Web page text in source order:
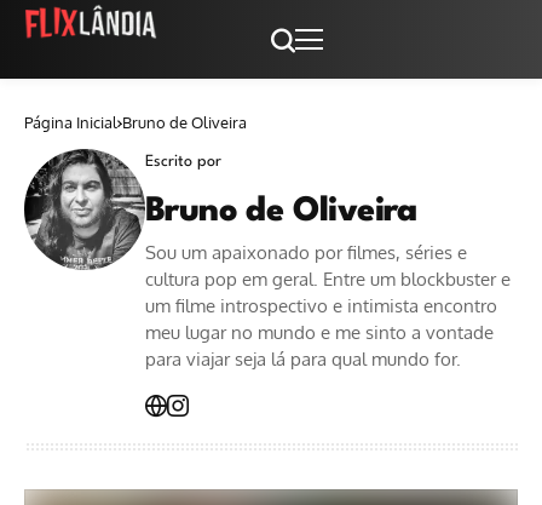
Página Inicial Bruno de Oliveira
Escrito por
Bruno de Oliveira
Sou um apaixonado por filmes, séries e
cultura pop em geral. Entre um blockbuster e
um filme introspectivo e intimista encontro
meu lugar no mundo e me sinto a vontade
para viajar seja lá para qual mundo for.